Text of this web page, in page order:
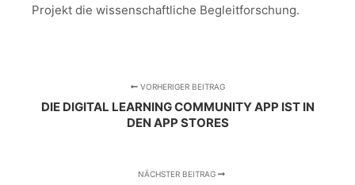
Projekt die wissenschaftliche Begleitforschung.
VORHERIGER BEITRAG
DIE DIGITAL LEARNING COMMUNITY APP IST IN
DEN APP STORES
NÄCHSTER BEITRAG